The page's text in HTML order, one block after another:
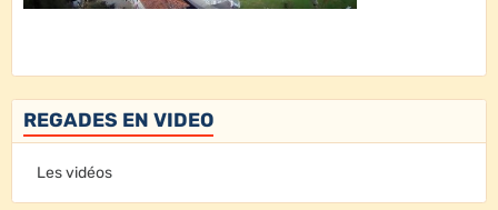
REGADES EN VIDEO
Les vidéos